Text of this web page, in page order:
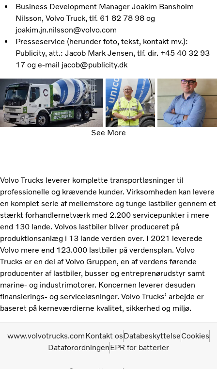
Business Development Manager Joakim Bansholm
Nilsson, Volvo Truck, tlf. 61 82 78 98 og
joakim.jn.nilsson@volvo.com
Presseservice (herunder foto, tekst, kontakt mv.):
Publicity, att.: Jacob Mark Jensen, tlf. dir. +45 40 32 93
17 og e-mail jacob@publicity.dk
See More
Volvo Trucks leverer komplette transportløsninger til
professionelle og krævende kunder. Virksomheden kan levere
en komplet serie af mellemstore og tunge lastbiler gennem et
stærkt forhandlernetværk med 2.200 servicepunkter i mere
end 130 lande. Volvos lastbiler bliver produceret på
produktionsanlæg i 13 lande verden over. I 2021 leverede
Volvo mere end 123.000 lastbiler på verdensplan. Volvo
Trucks er en del af Volvo Gruppen, en af verdens førende
producenter af lastbiler, busser og entreprenørudstyr samt
marine- og industrimotorer. Koncernen leverer desuden
finansierings- og serviceløsninger. Volvo Trucks’ arbejde er
baseret på kerneværdierne kvalitet, sikkerhed og miljø.
www.volvotrucks.comKontakt osDatabeskyttelseCookies
DataforordningenEPR for batterier